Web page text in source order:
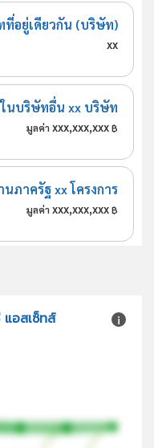
อยู่เดียวกัน (บริษัท)
xx
นบริษัทอื่น xx บริษัท
มูลค่า xxx,xxx,xxx ฿
นภาครัฐ xx โครงการ
มูลค่า xxx,xxx,xxx ฿
อสเซ็ทส์